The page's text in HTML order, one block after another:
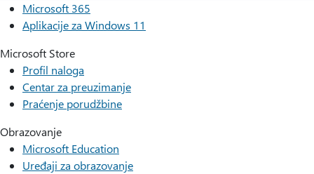
Microsoft 365
Aplikacije za Windows 11
Microsoft Store
Profil naloga
Centar za preuzimanje
Praćenje porudžbine
Obrazovanje
Microsoft Education
Uređaji za obrazovanje